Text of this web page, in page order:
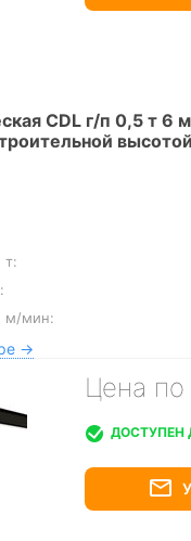
CDL г/п 0,5 т 6
высотой
т:
м/мин:
→
Цена по
ДОСТУПЕН